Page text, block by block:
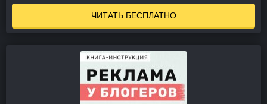
ЧИТАТЬ БЕСПЛАТНО